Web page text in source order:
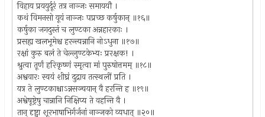
विहाय प्रययुर्दूरं तत्र नाञ्जः समाययौ ।
कथं विमनसो यूयं नाञ्जः पप्रच्छ कर्षुकान् ॥१६॥
कर्षुका जगदुस्तं च लुण्टका अन्नहारकाः ।
प्रसह्य खलभूमेश्च हरन्त्यन्नानि नोऽधुना ॥१७॥
रक्षां कुरु बलं ते चेल्लुण्टकेभ्यः प्ररक्षक! ।
श्रुत्वा तूर्णं हरिकृष्णं स्मृत्वा मां पुरुषोत्तमम् ॥१८॥
अश्ववारः स्वयं शीघ्रं दुद्राव तत्स्थलीं प्रति ।
यत्र ते लुण्टकाश्चाऽन्नसञ्चयान् वै हरन्ति ह ॥१९॥
अश्वेषूष्ट्रेषु चान्नानि निक्षिप्य ते वहन्ति वै ।
तान् दृष्ट्वा शूरभाषाभिर्गर्जनां नाञ्जको व्यधात् ॥२०॥